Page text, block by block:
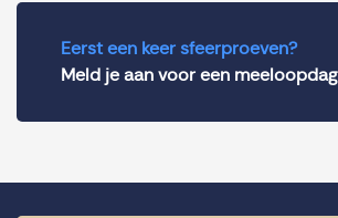
Eerst een keer sfeerproeven?
Meld je aan voor een meeloopdag